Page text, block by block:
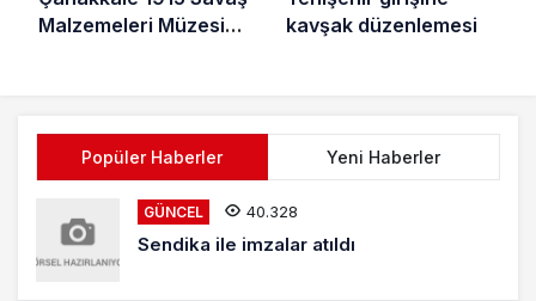
Malzemeleri Müzesi
kavşak düzenlemesi
Popüler Haberler Yeni Haberler
GÜNCEL 40.328
Sendika ile imzalar atıldı